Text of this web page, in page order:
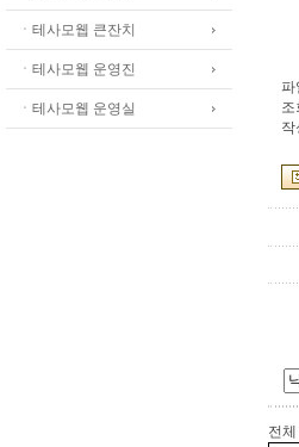
ㆍ테사모웹 큰잔치
ㆍ테사모웹 운영진
ㆍ테사모웹 운영실
파
조
작
전체